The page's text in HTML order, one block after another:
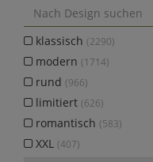
klassisch (2290)
modern (1714)
rund (966)
limitiert (626)
romantisch (583)
XXL (407)